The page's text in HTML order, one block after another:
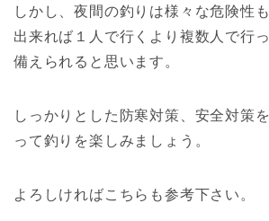
しかし、夜間の釣りは様々な危険性
出来れば１人で行くより複数人で行
備えられると思います。
しっかりとした防寒対策、安全対策
って釣りを楽しみましょう。
よろしければこちらも参考下さい。